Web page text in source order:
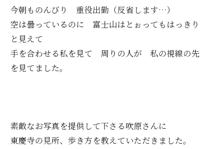
今朝ものんびり 重役出勤（反省します…）
空は曇っているのに 富士山はとぉってもはっきり
と見えて
手を合わせる私を見て 周りの人が 私の視線の先
を見てました。
素敵なお写真を提供して下さる吹原さんに
東慶寺の見所、歩き方を教えていただきました。